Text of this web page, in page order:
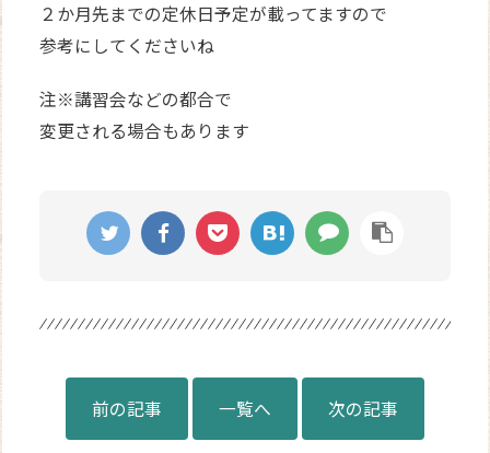
２か月先までの定休日予定が載ってますので
参考にしてくださいね
注※講習会などの都合で
変更される場合もあります
前の記事 一覧へ 次の記事